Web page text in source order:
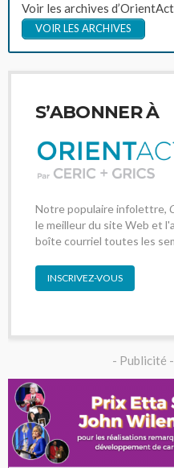
Voir les archives
VOIR LES ARCHIVES
S’ABONNER À
Notre populaire infolettre,
le meilleur du site Web et
boîte courriel toutes les
INSCRIVEZ-VOUS
- Publicité -